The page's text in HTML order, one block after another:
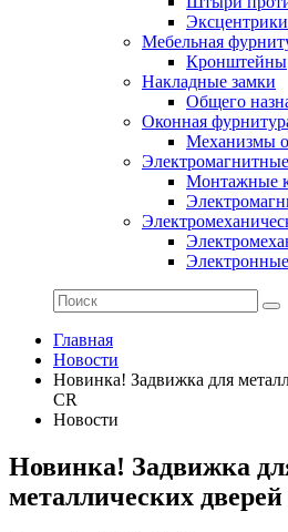
Эксцентрики
Мебельная
Кронштейны
Накладные замки
Общего
Оконная
Механизмы
Монтажные
Электронные
Главная
Новости
Новинка! Задвижка для
CR
Новости
Новинка! Задвижка
металлических